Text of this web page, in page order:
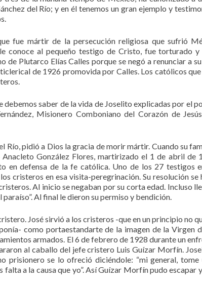
del Río; y en él tenemos un gran ejemplo y
fue mártir de la persecución religiosa que sufrió
le conoce al pequeño testigo de Cristo, fue torturado
de Plutarco Elías Calles porque se negó a renunciar a
de 1926 promovida por Calles. Los católicos
debemos saber de la vida de Joselito explicadas por el
Misionero Comboniano del Corazón de
Río, pidió a Dios la gracia de morir mártir. Cuando su
González Flores, martirizado el 1 de abril de
en defensa de la fe católica. Uno de los 27 testigos
cristeros en esa visita-peregrinación. Su resolución
Al inicio se negaban por su corta edad. Incluso
Al final le dieron su permiso y bendición.
José sirvió a los cristeros -que en un principio no
como portaestandarte de la imagen de la Virgen
armados. El 6 de febrero de 1928 durante un
al caballo del jefe cristero Luis Guízar Morfín.
prisionero se lo ofreció diciéndole: “mi general,
falta a la causa que yo”. Así Guízar Morfín pudo